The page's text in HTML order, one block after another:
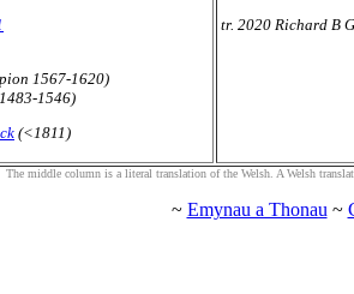
1567-1620)
1546)
(<1811)
tr. 2020 Richard B
The middle column is a literal translation of the Welsh. A Welsh
~ Emynau a Thonau ~